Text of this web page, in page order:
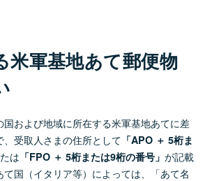
米軍基地あて郵便物
および地域に所在する米軍基地あてに差
、受取人さまの住所として 「APO ＋ 5桁ま
は 「FPO ＋ 5桁または9桁の番号」 が記載
国（イタリア等）によっては、「あて名